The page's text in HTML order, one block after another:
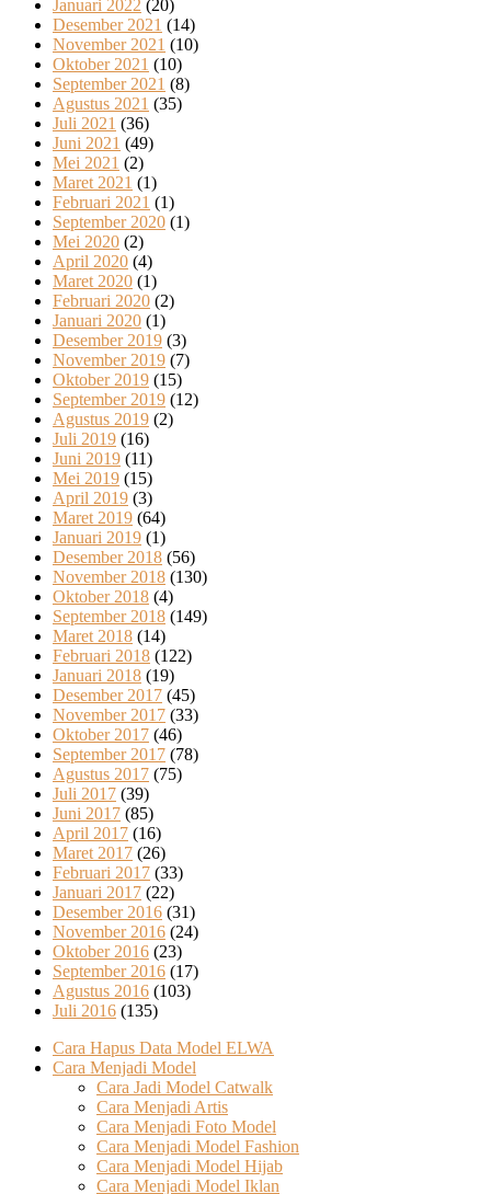
Januari 2022 (20)
Desember 2021 (14)
November 2021 (10)
Oktober 2021 (10)
September 2021 (8)
Agustus 2021 (35)
Juli 2021 (36)
Juni 2021 (49)
Mei 2021 (2)
Maret 2021 (1)
Februari 2021 (1)
September 2020 (1)
Mei 2020 (2)
April 2020 (4)
Maret 2020 (1)
Februari 2020 (2)
Januari 2020 (1)
Desember 2019 (3)
November 2019 (7)
Oktober 2019 (15)
September 2019 (12)
Agustus 2019 (2)
Juli 2019 (16)
Juni 2019 (11)
Mei 2019 (15)
April 2019 (3)
Maret 2019 (64)
Januari 2019 (1)
Desember 2018 (56)
November 2018 (130)
Oktober 2018 (4)
September 2018 (149)
Maret 2018 (14)
Februari 2018 (122)
Januari 2018 (19)
Desember 2017 (45)
November 2017 (33)
Oktober 2017 (46)
September 2017 (78)
Agustus 2017 (75)
Juli 2017 (39)
Juni 2017 (85)
April 2017 (16)
Maret 2017 (26)
Februari 2017 (33)
Januari 2017 (22)
Desember 2016 (31)
November 2016 (24)
Oktober 2016 (23)
September 2016 (17)
Agustus 2016 (103)
Juli 2016 (135)
Cara Hapus Data Model ELWA
Cara Menjadi Model
Cara Jadi Model Catwalk
Cara Menjadi Artis
Cara Menjadi Foto Model
Cara Menjadi Model Fashion
Cara Menjadi Model Hijab
Cara Menjadi Model Iklan